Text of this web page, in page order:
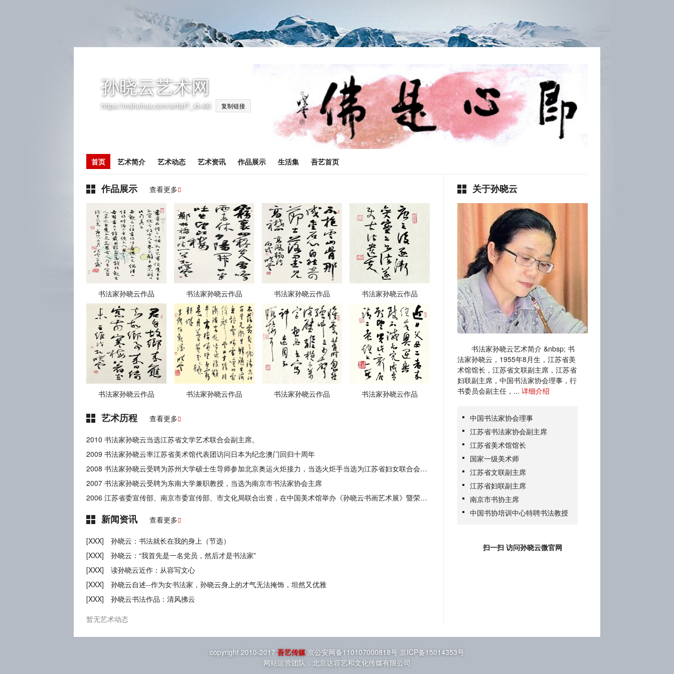
孙晓云艺术网
https://mshuhua.com/artist?_id=66 复制链接
首页 艺术简介 艺术动态 艺术资讯 作品展示 生活集 吾艺首页
作品展示 查看更多
书法家孙晓云作品 书法家孙晓云作品 书法家孙晓云作品 书法家孙晓云作品
书法家孙晓云作品 书法家孙晓云作品 书法家孙晓云作品 书法家孙晓云作品
艺术历程 查看更多
2010 书法家孙晓云当选江苏省文学艺术联合会副主席。
2009 书法家孙晓云率江苏省美术馆代表团访问日本为纪念澳门回归十周年
2008 书法家孙晓云受聘为苏州大学硕士生导师参加北京奥运火炬接力，当选火炬手当选为江苏省妇女联合会副主席。
2007 书法家孙晓云受聘为东南大学兼职教授，当选为南京市书法家协会主席
2006 江苏省委宣传部、南京市委宣传部、市文化局联合出资，在中国美术馆举办《孙晓云书画艺术展》暨荣宝斋出版社出版《孙晓云书法·绘画》作品集首发式。
新闻资讯 查看更多
[XXX]
孙晓云：书法就长在我的身上（节选）
[XXX]
孙晓云：“我首先是一名党员，然后才是书法家”
[XXX]
读孙晓云近作：从容写文心
[XXX]
孙晓云自述--作为女书法家，孙晓云身上的才气无法掩饰，坦然又优雅
[XXX]
孙晓云书法作品：清风拂云
暂无艺术动态
关于孙晓云
书法家孙晓云艺术简介 &nbsp; 书
法家孙晓云，1955年8月生，江苏省美
术馆馆长，江苏省文联副主席，江苏省
妇联副主席，中国书法家协会理事，行
书委员会副主任，... 详细介绍
中国书法家协会理事
江苏省书法家协会副主席
江苏省美术馆馆长
国家一级美术师
江苏省文联副主席
江苏省妇联副主席
南京市书协主席
中国书协培训中心特聘书法教授
扫一扫 访问孙晓云微官网
copyright 2010-2017 吾艺传媒京公安网备110107000818号 京ICP备15014353号
网站运营团队：北京达容艺和文化传媒有限公司